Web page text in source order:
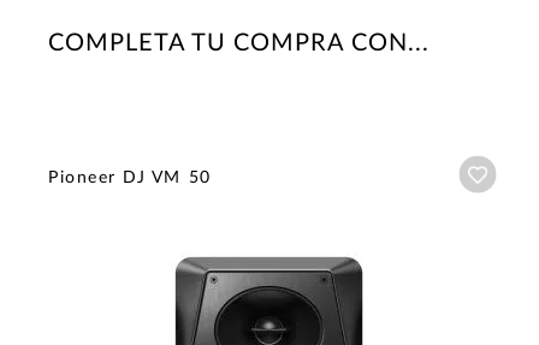
COMPLETA TU COMPRA CON...
Pioneer DJ VM 50